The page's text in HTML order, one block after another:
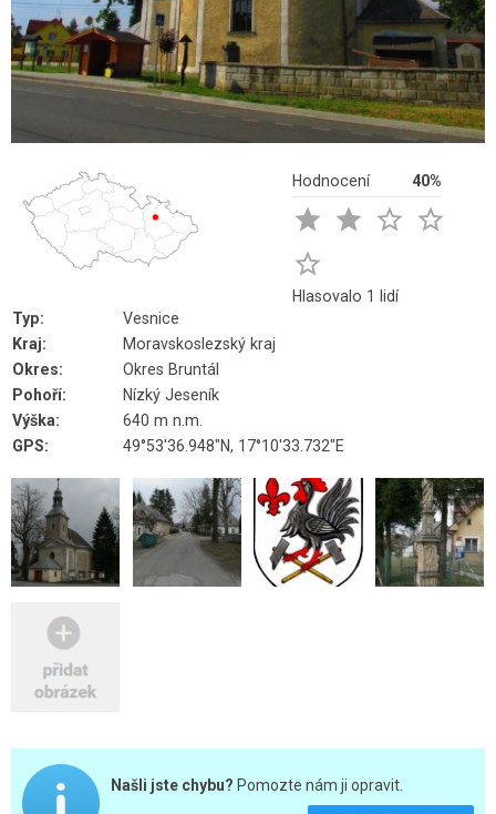
Hodnocení 40%
   

Hlasovalo 1 lidí
Typ:
Vesnice
Kraj:
Moravskoslezský kraj
Okres:
Okres Bruntál
Pohoří:
Nízký Jeseník
Výška:
640 m n.m.
GPS:
49°53'36.948"N, 17°10'33.732"E
Našli jste chybu? Pomozte nám ji opravit.